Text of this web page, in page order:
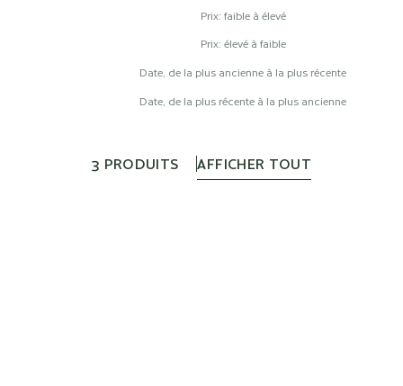
Prix: faible à élevé
Prix: élevé à faible
Date, de la plus ancienne à la plus récente
Date, de la plus récente à la plus ancienne
3 PRODUITS AFFICHER TOUT